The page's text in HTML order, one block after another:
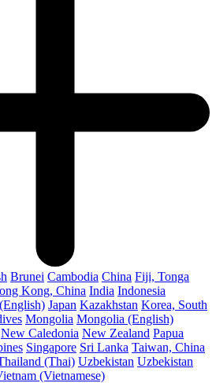
Brunei Cambodia China Fiji, Tonga
Kong, China India Indonesia
Japan Kazakhstan Korea, South
Mongolia Mongolia (English)
New Caledonia New Zealand Papua
Singapore Sri Lanka Taiwan, China
(Thai) Uzbekistan Uzbekistan
(Vietnamese)